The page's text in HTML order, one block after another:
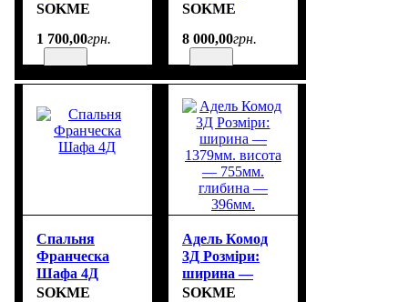
SOKME
1 700,00грн.
SOKME
8 000,00грн.
Спальня
Франческа
Шафа 4Д
SOKME
Адель Комод
3Д Розміри:
ширина —
1379мм. висота
SOKME